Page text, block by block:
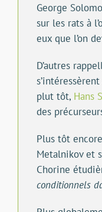
George
sur les rats à
eux que l’on
D’autres
plut tôt, Hans
des
Plus tôt
Metalnikov et
Chorine
conditionnels